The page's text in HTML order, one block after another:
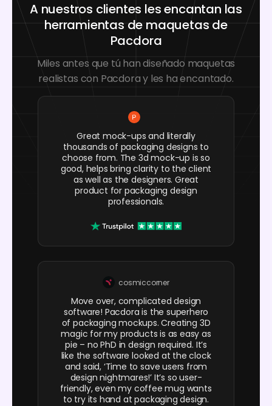
A nuestros clientes les encantan las
herramientas de maquetas de
Pacdora
Miles antes que tú han diseñado maquetas
realistas con Pacdora y les ha encantado.
Great mock-ups and literally
thousands of packaging designs to
choose from. The 3d mock-up is so
good, helps bring clarity to the client
as well as the designers. Great
product for packaging design
professionals.
cosmiccorner
Move over, complicated design
software! Pacdora is the superhero
of packaging mockups. Creating 3D
magic for my products is as easy as
pie – no PhD in design required. It’s
like the software looked at the clock
and said, ‘Time to save users from
design nightmares!’ It’s so user-
friendly, even my coffee mug wants
to try its hand at packaging design.